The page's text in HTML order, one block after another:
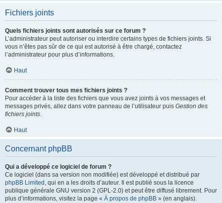
Fichiers joints
Quels fichiers joints sont autorisés sur ce forum ?
L’administrateur peut autoriser ou interdire certains types de fichiers joints. Si
vous n’êtes pas sûr de ce qui est autorisé à être chargé, contactez
l’administrateur pour plus d’informations.
Haut
Comment trouver tous mes fichiers joints ?
Pour accéder à la liste des fichiers que vous avez joints à vos messages et
messages privés, allez dans votre panneau de l’utilisateur puis Gestion des
fichiers joints.
Haut
Concernant phpBB
Qui a développé ce logiciel de forum ?
Ce logiciel (dans sa version non modifiée) est développé et distribué par
phpBB Limited , qui en a les droits d’auteur. Il est publié sous la licence
publique générale GNU version 2 (GPL-2.0) et peut être diffusé librement. Pour
plus d’informations, visitez la page « À propos de phpBB » (en anglais).